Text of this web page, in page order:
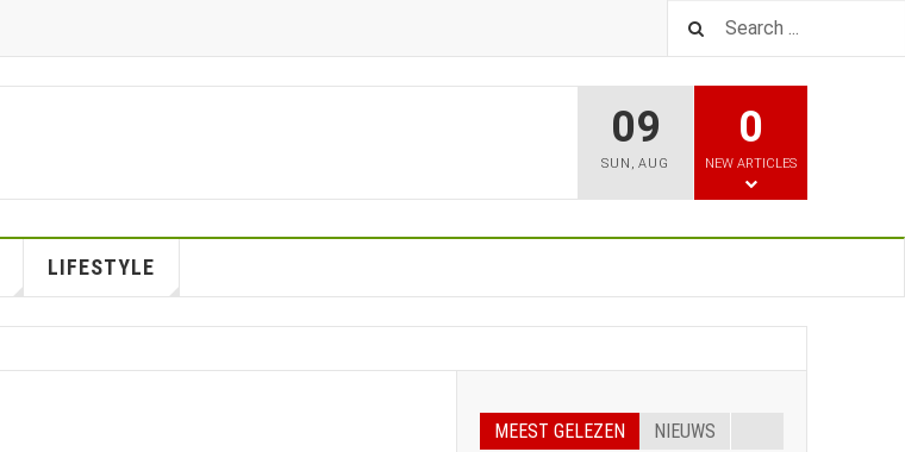
09
SUN ,AUG
0
NEW ARTICLES
LIFESTYLE
MEEST GELEZEN NIEUWS